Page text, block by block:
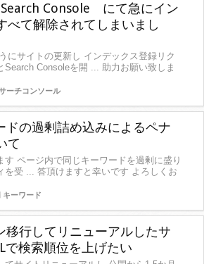
Console にて急にイン
べて解除されてしまいまし
にサイトの更新し インデックス登録リク
Search Consoleを開 ... 助力お願い致しま
ーチコンソール
ドの過剰詰め込みによるペナ
て
す ページ内で同じキーワードを過剰に盛り
を受 ... 答頂けますと幸いです よろしくお
キーワード
移行してリニューアルしたサ
で検索順位を上げたい